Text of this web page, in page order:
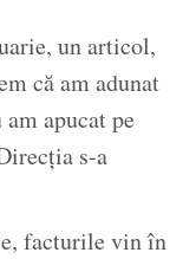
un articol,
că am adunat
apucat pe
s-a
facturile vin în